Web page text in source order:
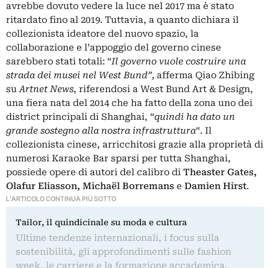
avrebbe dovuto vedere la luce nel 2017 ma è stato
ritardato fino al 2019. Tuttavia, a quanto dichiara il
collezionista ideatore del nuovo spazio, la
collaborazione e l’appoggio del governo cinese
sarebbero stati totali: “Il governo vuole costruire una
strada dei musei nel West Bund”, afferma Qiao Zhibing
suArtnet News, riferendosi a West Bund Art & Design,
una fiera nata del 2014 che ha fatto della zona uno dei
district principali di Shanghai, “quindi ha dato un
grande sostegno alla nostra infrastruttura“. Il
collezionista cinese, arricchitosi grazie alla proprietà di
numerosi Karaoke Bar sparsi per tutta Shanghai,
possiede opere di autori del calibro di Theaster Gates,
Olafur Eliasson, Michaël Borremans e Damien Hirst.
L'ARTICOLO CONTINUA PIÙ SOTTO
Tailor, il quindicinale su moda e cultura
Ultime tendenze internazionali, i focus sulla
sostenibilità, gli approfondimenti sulle fashion
week, le carriere e la formazione accademica.